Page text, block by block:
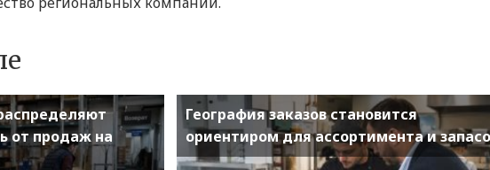
от продаж на
География заказов становится
ориентиром для ассортимента и